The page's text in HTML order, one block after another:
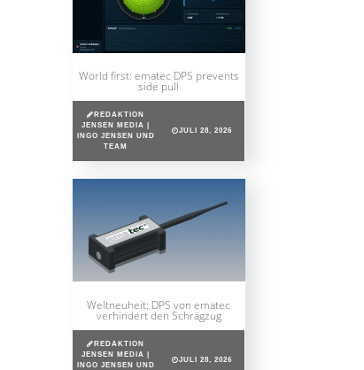
World first: ematec DPS prevents
side pull
REDAKTION
JENSEN MEDIA |
INGO JENSEN UND
TEAM
JULI 28, 2026
Weltneuheit: DPS von ematec
verhindert den Schrägzug
REDAKTION
JENSEN MEDIA |
INGO JENSEN UND
JULI 28, 2026